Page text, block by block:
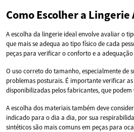
Como Escolher a
A escolha da lingerie ideal envolve avaliar o
que mais se adequa ao tipo físico de cada
peças para verificar o conforto e a
O uso correto do tamanho, especialmente de
problemas posturais. É importante verificar
disponibilizadas pelos fabricantes, que
A escolha dos materiais também deve
indicado para o dia a dia, por sua
sintéticos são mais comuns em peças para